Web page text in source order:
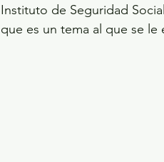
Instituto de Seguridad
que es un tema al que se